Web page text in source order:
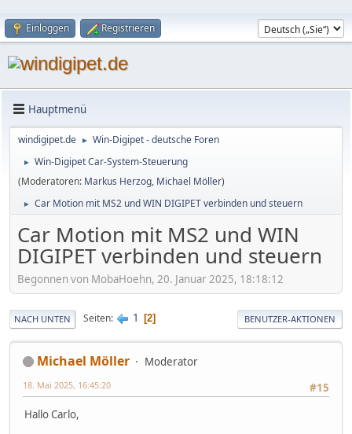
Einloggen Registrieren
Hauptmenü
windigipet.de ► Win-Digipet - deutsche Foren
►
Win-Digipet Car-System-Steuerung
(Moderatoren: Markus Herzog, Michael Möller)
► Car Motion mit MS2 und WIN DIGIPET verbinden und steuern
Car Motion mit MS2 und WIN
DIGIPET verbinden und steuern
Begonnen von MobaHoehn, 20. Januar 2025, 18:18:12
NACH UNTEN Seiten 1 2 BENUTZER-AKTIONEN
Michael Möller
Moderator
#15
18. Mai 2025, 16:45:20
Hallo Carlo,